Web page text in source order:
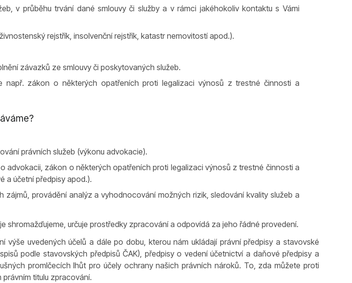
v průběhu trvání dané smlouvy či služby a v rámci jakéhokoliv kontaktu s Vámi
rejstřík, insolvenční rejstřík, katastr nemovitostí apod.).
závazků ze smlouvy či poskytovaných služeb.
zákon o některých opatřeních proti legalizaci výnosů z trestné činnosti a
právních služeb (výkonu advokacie).
zákon o některých opatřeních proti legalizaci výnosů z trestné činnosti a
a účetní předpisy apod.).
provádění analýz a vyhodnocování možných rizik, sledování kvality služeb a
shromažďujeme, určuje prostředky zpracování a odpovídá za jeho řádné provedení.
uvedených účelů a dále po dobu, kterou nám ukládají právní předpisy a stavovské
podle stavovských předpisů ČAK), předpisy o vedení účetnictví a daňové předpisy a
promlčecích lhůt pro účely ochrany našich právních nároků. To, zda můžete proti
titulu zpracování.